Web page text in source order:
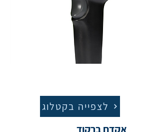
לצפייה בקטלוג
אקדח ברקוד